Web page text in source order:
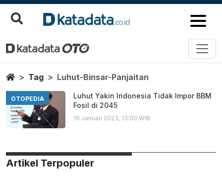
Luhut Binsar Panjaitan
Berita Terbaru
HomeTag Luhut-Binsar-Panjaitan
OTOPEDIA
Luhut Yakin Indonesia Tidak Impor BBM
Fosil di 2045
19 Januari 2023, 13:00 WIB
Artikel Terpopuler